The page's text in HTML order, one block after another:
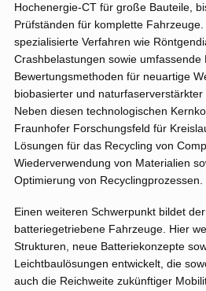
Hochenergie-CT für große Bauteile,
Prüfständen für komplette
spezialisierte Verfahren wie
Crashbelastungen sowie umfassende
Bewertungsmethoden für neuartige
biobasierter und naturfaserverstärkter
Neben diesen technologischen
Fraunhofer Forschungsfeld für
Lösungen für das Recycling von
Wiederverwendung von Materialien
Optimierung von Recyclingprozessen.
Einen weiteren Schwerpunkt bildet
batteriegetriebene Fahrzeuge. Hier
Strukturen, neue Batteriekonzepte
Leichtbaulösungen entwickelt, die
auch die Reichweite zukünftiger